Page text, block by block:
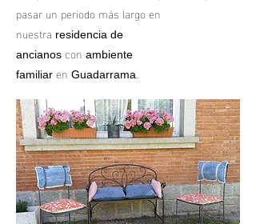
pasar un periodo más largo en
nuestra residencia de
ancianos con ambiente
familiar en Guadarrama.